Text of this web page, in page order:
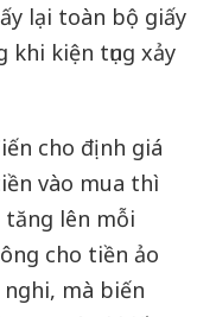
lại toàn bộ giấy
kiện tụng xảy
cho định giá
vào mua thì
tăng lên mỗi
cho tiền ảo
nghi, mà biến